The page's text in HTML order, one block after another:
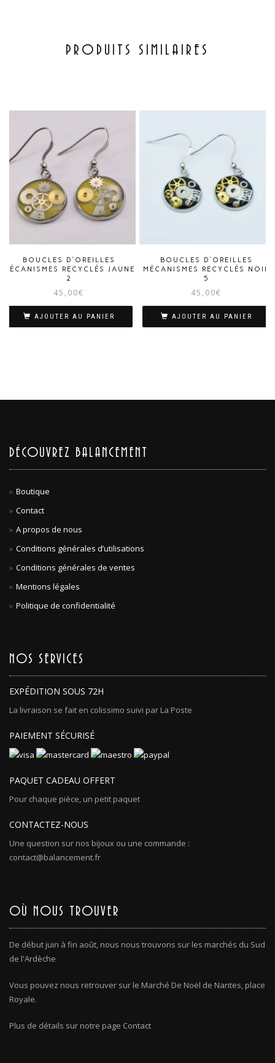
PRODUITS SIMILAIRES
BOUCLES D’OREILLES
MÉCANISMES RECYCLÉS JAUNE
2
45,00€
AJOUTER AU PANIER
BOUCLES D’OREILLES
MÉCANISMES RECYCLÉS NOIR
5
45,00€
AJOUTER AU PANIER
DÉCOUVREZ BALANCEMENT
Boutique
Contact
A propos de nous
Conditions générales d’utilisations
Conditions générales de ventes
Mentions légales
Politique de confidentialité
NOS SERVICES
EXPÉDITION SOUS 72H
La livraison se fait en colissimo suivi par La Poste
PAIEMENT SÉCURISÉ
PAQUET CADEAU OFFERT
Pour chaque pièce, un petit paquet
CONTACTEZ-NOUS
Une question sur nos bijoux ou une commande :
contact@balancement.fr
OÙ NOUS TROUVER
De début juin à fin août, nous nous trouvons sur les marchés du Sud
de l'Ardèche
Vous pouvez nous retrouver sur le Marché De Noël de Nantes, place
Royale.
Plus de détails sur notre page Contact